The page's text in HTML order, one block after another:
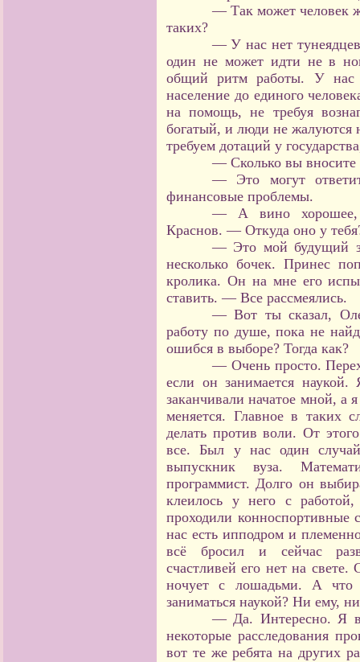
— Так может человек
таких?
— У нас нет
один не может идти не в
общий ритм работы. У нас
население до единого
на помощь, не требуя
богатый, и люди не
требуем дотаций у
— Сколько вы вносите
— Это могут
финансовые проблемы.
— А вино хорошее,
Краснов. — Откуда оно у
— Это мой будущий
несколько бочек. Принес
кролика. Он на мне его
ставить. — Все рассмеялись.
— Вот ты сказал,
работу по душе, пока не
ошибся в выборе? Тогда как?
— Очень просто.
если он занимается
заканчивали начатое мной, а
меняется. Главное в таких
делать против воли. От
все. Был у нас один
выпускник вуза.
программист. Долго он
клеилось у него с
проходили конноспортивные
нас есть ипподром и
всё бросил и сейчас
счастливей его нет на
ночует с лошадьми. А
заниматься наукой? Ни ему,
— Да. Интересно. Я
некоторые расследования
вот те же ребята на других